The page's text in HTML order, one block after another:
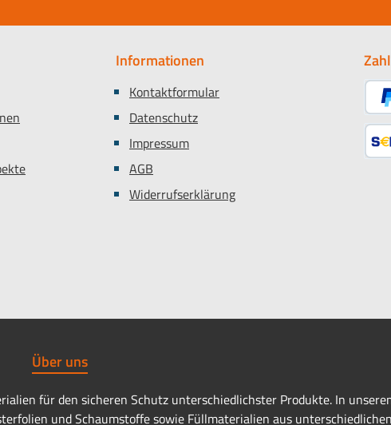
Informationen
Kontaktformular
Datenschutz
Impressum
AGB
Widerrufserklärung
Über uns
für den sicheren Schutz unterschiedlichster Produkte. In
und Schaumstoffe sowie Füllmaterialien aus